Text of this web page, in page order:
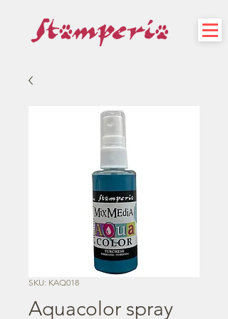
SKU: KAQ018
Aquacolor spray